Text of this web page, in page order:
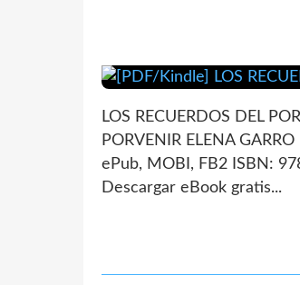
LOS RECUERDOS DEL
PORVENIR ELENA
ePub, MOBI, FB2 ISBN:
Descargar eBook gratis...